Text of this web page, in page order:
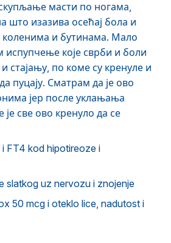
масти по ногама,
што изазива осећај бола и
и бутинама. Мало
испупчење које сврби и боли
стајању, по коме су кренуле и
пуцају. Сматрам да је ово
јер после уклањања
све ово кренуло да се
FT4 kod hipotireoze i
slatkog uz nervozu i znojenje
50 mcg i oteklo lice, nadutost i